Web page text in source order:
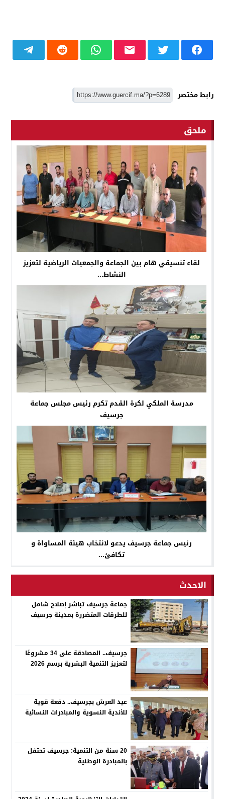
رابط مختصر
ملحق
لقاء تنسيقي هام بين الجماعة والجمعيات الرياضية لتعزيز
النشاط...
مدرسة الملكي لكرة القدم تكرم رئيس مجلس جماعة
جرسيف
رئيس جماعة جرسيف يدعو لانتخاب هيئة المساواة و
تكافئ...
الاحدث
جماعة جرسيف تباشر إصلاح شامل
للطرقات المتضررة بمدينة جرسيف
جرسيف.. المصادقة على 34 مشروعًا
لتعزيز التنمية البشرية برسم 2026
عيد العرش بجرسيف.. دفعة قوية
للأندية النسوية والمبادرات النسائية
20 سنة من التنمية: جرسيف تحتفل
بالمبادرة الوطنية